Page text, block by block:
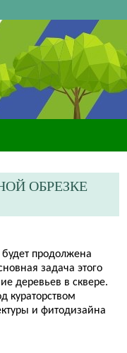
ОБРЕЗКЕ
будет продолжена
задача этого
деревьев в сквере.
кураторством
и фитодизайна